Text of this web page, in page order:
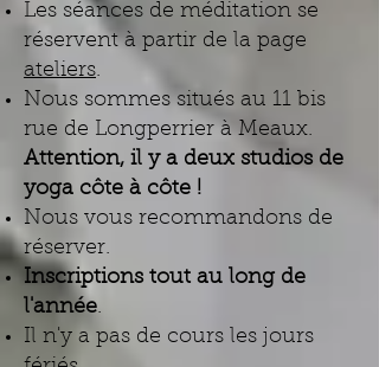
Les séances de méditation se
réservent à partir de la page
ateliers.
Nous sommes situés au 11 bis
rue de Longperrier à Meaux.
Attention, il y a deux studios de
yoga côte à côte !
Nous vous recommandons de
réserver.
Inscriptions tout au long de
l'année.
Il n'y a pas de cours les jours